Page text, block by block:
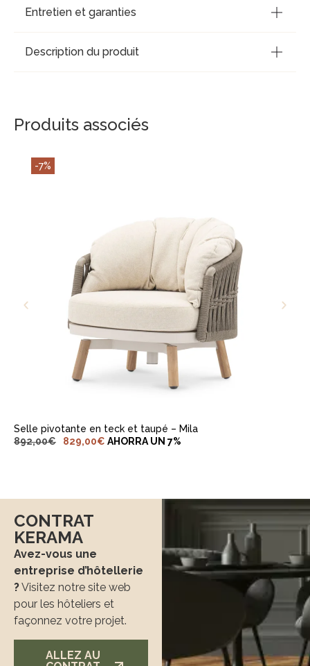
Entretien et garanties
Description du produit
Produits associés
-7%
AJOUTER AU PANIER
Selle pivotante en teck et taupé – Mila
892,00€ 829,00€ AHORRA UN 7%
CONTRAT
KERAMA
Avez-vous une
entreprise d’hôtellerie
?Visitez notre site web
pour les hôteliers et
façonnez votre projet.
ALLEZ AU